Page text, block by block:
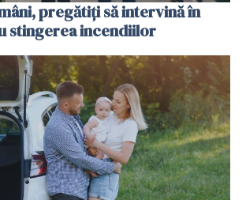
pregătiţi să intervină în
stingerea incendiilor